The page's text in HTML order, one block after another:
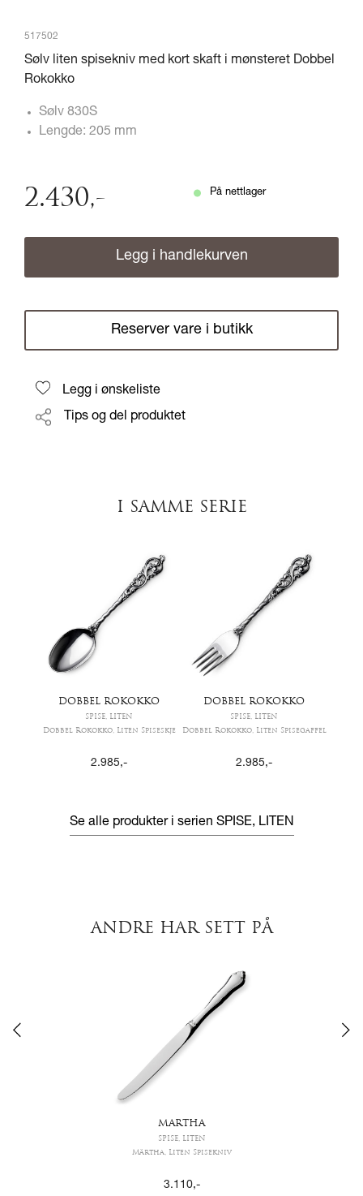
517502
Sølv liten spisekniv med kort skaft i mønsteret Dobbel
Rokokko
Sølv 830S
Lengde: 205 mm
2.430,- På nettlager
Legg i handlekurven
Reserver vare i butikk
Legg i ønskeliste
Tips og del produktet
I SAMME SERIE
DOBBEL ROKOKKO
SPISE, LITEN
Dobbel Rokokko, Liten Spiseskje
2.985,-
DOBBEL ROKOKKO
SPISE, LITEN
Dobbel Rokokko, Liten Spisegaffel
2.985,-
Se alle produkter i serien SPISE, LITEN
ANDRE HAR SETT PÅ
MARTHA
SPISE, LITEN
Märtha, Liten Spisekniv
3.110,-